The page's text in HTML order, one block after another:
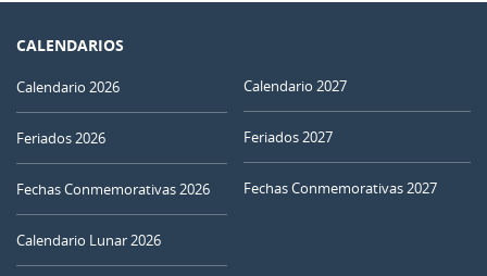
CALENDARIOS
Calendario 2026
Feriados 2026
Fechas Conmemorativas 2026
Calendario Lunar 2026
Calendario 2027
Feriados 2027
Fechas Conmemorativas 2027